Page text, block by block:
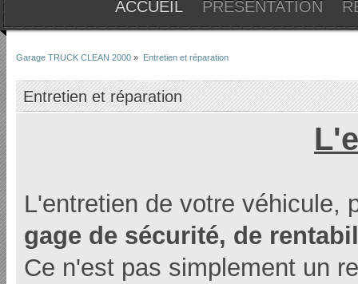
ACCUEIL PRÉSENTATION
Garage TRUCK CLEAN 2000 » Entretien et réparation
Entretien et réparation
L'entretien de votre véhicule,
gage de sécurité, de
Ce n'est pas simplement un